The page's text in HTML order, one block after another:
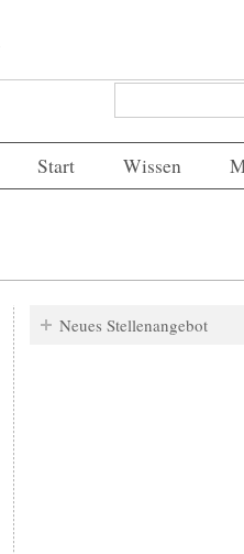
Start Wissen
Neues Stellenangebot